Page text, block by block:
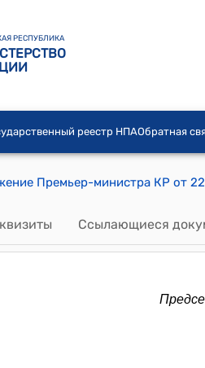
РЕСПУБЛИКА
реестр НПАОбратная
Ссылающиеся